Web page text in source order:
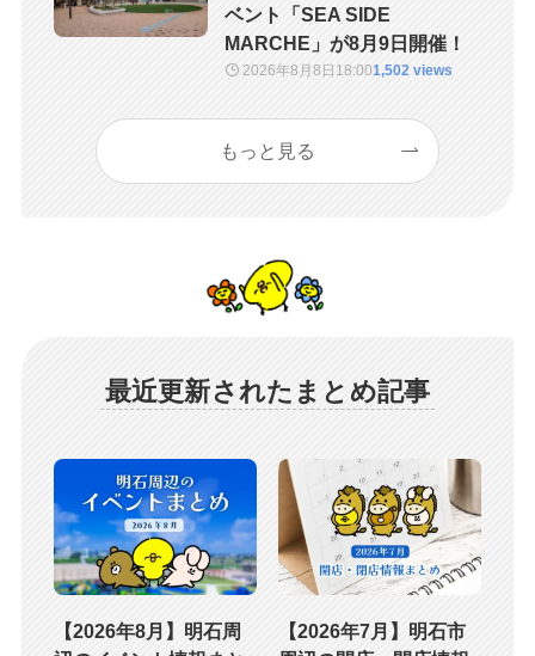
ベント「SEA SIDE
MARCHE」が8月9日開催！
2026年8月8日 18:001,502 views
もっと見る
最近更新されたまとめ記事
【2026年8月】明石周
【2026年7月】明石市